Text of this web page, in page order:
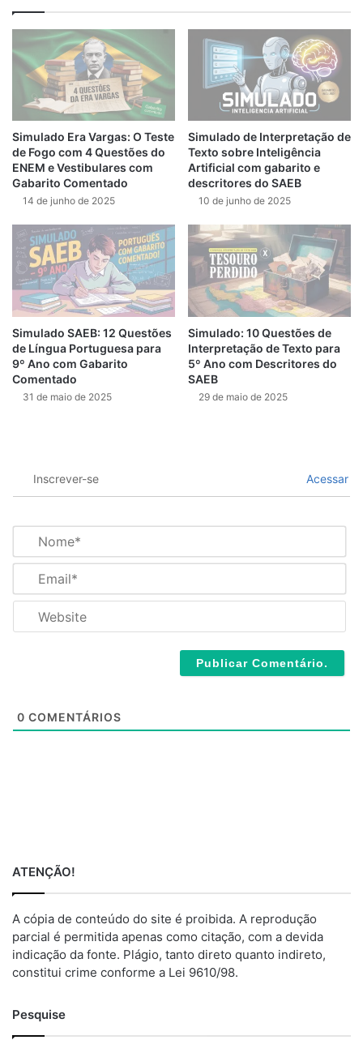
Simulado Era Vargas: O Teste
de Fogo com 4 Questões do
ENEM e Vestibulares com
Gabarito Comentado
14 de junho de 2025
Simulado de Interpretação de
Texto sobre Inteligência
Artificial com gabarito e
descritores do SAEB
10 de junho de 2025
Simulado SAEB: 12 Questões
de Língua Portuguesa para
9º Ano com Gabarito
Comentado
31 de maio de 2025
Simulado: 10 Questões de
Interpretação de Texto para
5º Ano com Descritores do
SAEB
29 de maio de 2025
Inscrever-se Acessar
m
*a
l
0 COMENTÁRIOS
ATENÇÃO!
A cópia de conteúdo do site é proibida. A reprodução
parcial é permitida apenas como citação, com a devida
indicação da fonte. Plágio, tanto direto quanto indireto,
constitui crime conforme a Lei 9610/98.
Pesquise